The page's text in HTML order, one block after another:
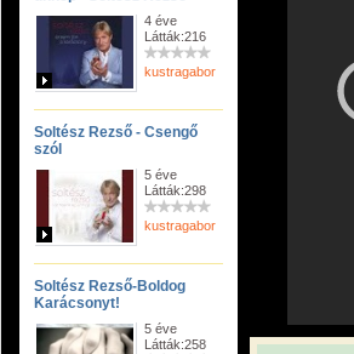
4 éve
Látták:216
kustragabor
Soltész Rezső - Csengő
szól
5 éve
Látták:298
kustragabor
Soltész Rezső-Boldog
Karácsonyt!
5 éve
Látták:258